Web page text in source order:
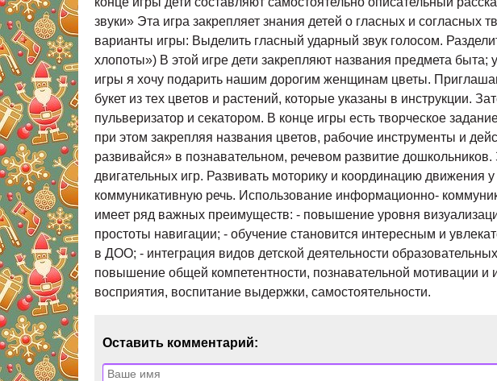
звуки» Эта игра закрепляет знания детей о гласных и
варианты игры: Выделить гласный ударный звук голосом.
хлопоты») В этой игре дети закрепляют названия предмета
игры я хочу подарить нашим дорогим женщинам цветы.
букет из тех цветов и растений, которые указаны в инструкции.
пульверизатор и секатором. В конце игры есть творческое
при этом закрепляя названия цветов, рабочие инструменты и
развивайся» в познавательном, речевом развитие
двигательных игр. Развивать моторику и координацию
коммуникативную речь. Использование информационно-
имеет ряд важных преимуществ: - повышение уровня
простоты навигации; - обучение становится интересным и
в ДОО; - интеграция видов детской деятельности
повышение общей компетентности, познавательной мотивации и
восприятия, воспитание выдержки, самостоятельности.
Оставить комментарий: